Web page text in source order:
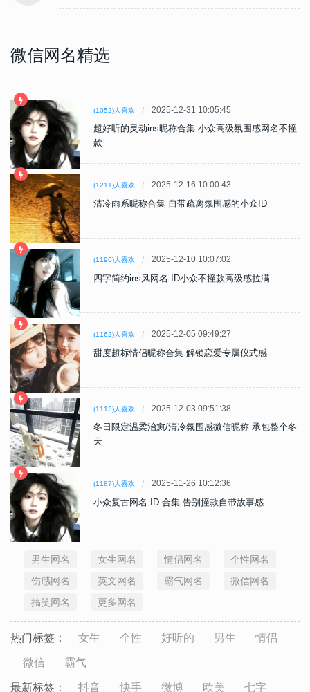
微信网名精选
(1052)人喜欢 2025-12-31 10:05:45
超好听的灵动ins昵称合集 小众高级氛围感网名不撞
款
(1211)人喜欢 2025-12-16 10:00:43
清冷雨系昵称合集 自带疏离氛围感的小众ID
(1196)人喜欢 2025-12-10 10:07:02
四字简约ins风网名 ID小众不撞款高级感拉满
(1162)人喜欢 2025-12-05 09:49:27
甜度超标情侣昵称合集 解锁恋爱专属仪式感
(1113)人喜欢 2025-12-03 09:51:38
冬日限定温柔治愈/清冷氛围感微信昵称 承包整个冬
天
(1187)人喜欢 2025-11-26 10:12:36
小众复古网名 ID 合集 告别撞款自带故事感
男生网名 女生网名 情侣网名
个性网名
伤感网名
英文网名 霸气网名
微信网名
搞笑网名
更多网名
热门标签： 女生 个性 好听的 男生 情侣
微信 霸气
最新标签： 抖音 快手 微博 欧美 七字